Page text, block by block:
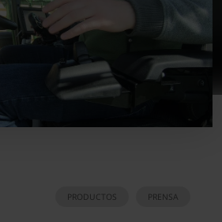
PRENSA
PRODUCTOS